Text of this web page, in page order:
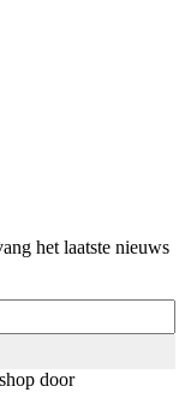
het laatste nieuws
door